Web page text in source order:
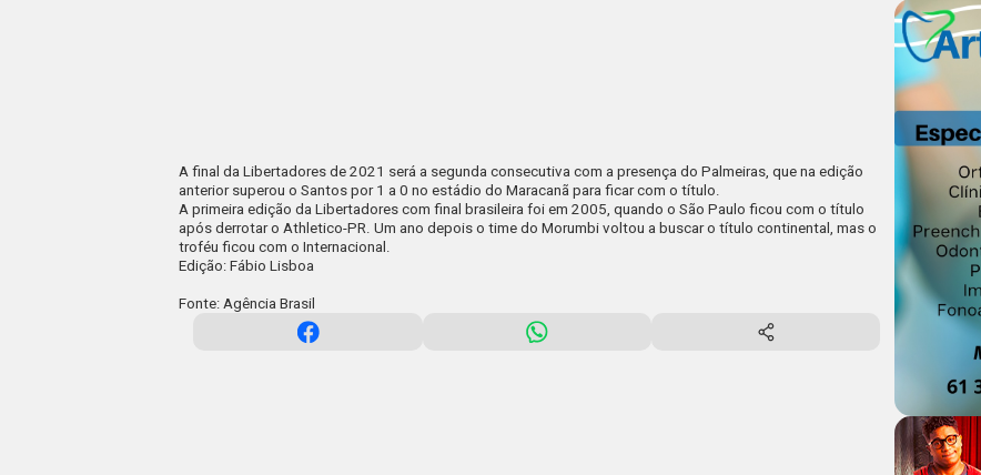
A final da Libertadores de 2021 será a segunda consecutiva com a presença do Palmeiras, que na edição
anterior superou o Santos por 1 a 0 no estádio do Maracanã para ficar com o título.
A primeira edição da Libertadores com final brasileira foi em 2005, quando o São Paulo ficou com o título
após derrotar o Athletico-PR. Um ano depois o time do Morumbi voltou a buscar o título continental, mas o
troféu ficou com o Internacional.
Edição: Fábio Lisboa
Fonte: Agência Brasil